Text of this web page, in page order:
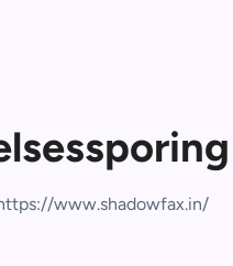
www.shadowfax.in/